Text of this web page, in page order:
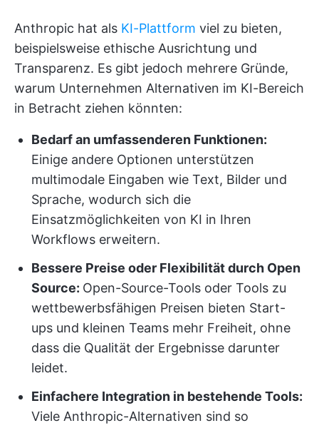
Anthropic hat als KI-Plattform viel zu bieten,
beispielsweise ethische Ausrichtung und
Transparenz. Es gibt jedoch mehrere Gründe,
warum Unternehmen Alternativen im KI-Bereich
in Betracht ziehen könnten:
Bedarf an umfassenderen Funktionen:
Einige andere Optionen unterstützen
multimodale Eingaben wie Text, Bilder und
Sprache, wodurch sich die
Einsatzmöglichkeiten von KI in Ihren
Workflows erweitern.
Bessere Preise oder Flexibilität durch Open
Source: Open-Source-Tools oder Tools zu
wettbewerbsfähigen Preisen bieten Start-
ups und kleinen Teams mehr Freiheit, ohne
dass die Qualität der Ergebnisse darunter
leidet.
Einfachere Integration in bestehende Tools:
Viele Anthropic-Alternativen sind so